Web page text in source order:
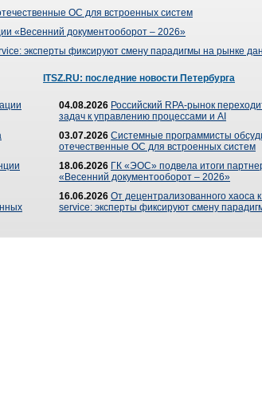
ОС для встроенных систем
«Весенний документооборот – 2026»
эксперты фиксируют смену парадигмы на рынке
ITSZ.RU: последние новости Петербурга
04.08.2026 Российский RPA-рынок
задач к управлению процессами и AI
03.07.2026 Системные программисты
отечественные ОС для встроенных систем
18.06.2026 ГК «ЭОС» подвела итоги
«Весенний документооборот – 2026»
16.06.2026 От децентрализованного хаоса
service: эксперты фиксируют смену